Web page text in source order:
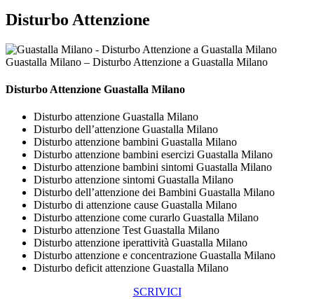
Disturbo Attenzione
Guastalla Milano – Disturbo Attenzione a Guastalla Milano
Disturbo Attenzione Guastalla Milano
Disturbo attenzione Guastalla Milano
Disturbo dell’attenzione Guastalla Milano
Disturbo attenzione bambini Guastalla Milano
Disturbo attenzione bambini esercizi Guastalla Milano
Disturbo attenzione bambini sintomi Guastalla Milano
Disturbo attenzione sintomi Guastalla Milano
Disturbo dell’attenzione dei Bambini Guastalla Milano
Disturbo di attenzione cause Guastalla Milano
Disturbo attenzione come curarlo Guastalla Milano
Disturbo attenzione Test Guastalla Milano
Disturbo attenzione iperattività Guastalla Milano
Disturbo attenzione e concentrazione Guastalla Milano
Disturbo deficit attenzione Guastalla Milano
SCRIVICI